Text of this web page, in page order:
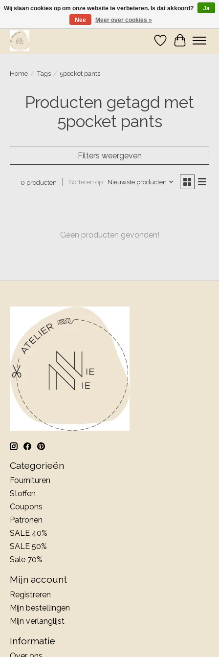
Wij zijn op vakantie! Vanaf zaterdag 9 mei worden er weer pakketjes verzonden
Verlanglijst
Home / Tags / 5pocket pants
Producten getagd met
5pocket pants
Filters weergeven
0 producten Sorteren op Nieuwste producten
Geen producten gevonden!
Categorieën
Fournituren
Stoffen
Coupons
Patronen
SALE 40%
SALE 50%
Sale 70%
Mijn account
Registreren
Mijn bestellingen
Mijn verlanglijst
Informatie
Wij slaan cookies op om onze website te verbeteren. Is dat akkoord?
Ja
Nee
Meer over cookies »